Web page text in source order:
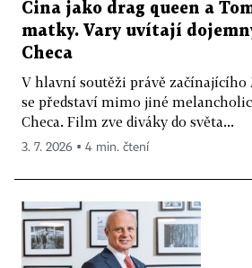
Cina jako drag queen a
matky. Vary uvítají
Checa
V hlavní soutěži právě začínajícího
se představí mimo jiné
Checa. Film zve diváky do světa...
3. 7. 2026 ▪ 4 min. čtení